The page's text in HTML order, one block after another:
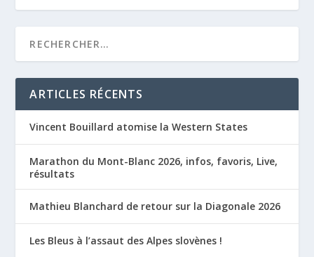
ARTICLES RÉCENTS
Vincent Bouillard atomise la Western States
Marathon du Mont-Blanc 2026, infos, favoris, Live,
résultats
Mathieu Blanchard de retour sur la Diagonale 2026
Les Bleus à l’assaut des Alpes slovènes !